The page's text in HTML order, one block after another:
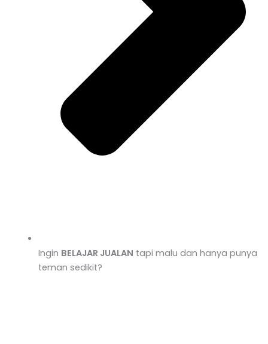
Ingin BELAJAR JUALAN tapi malu dan hanya punya
teman sedikit?